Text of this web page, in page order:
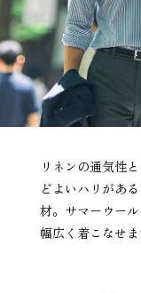
リネンの通気性
どよいハリがあ
材。サマーウー
幅広く着こなせま